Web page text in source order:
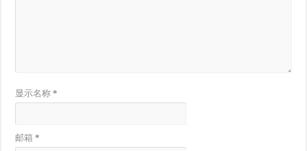
显示名称*
邮箱*